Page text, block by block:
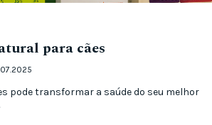
para cães
pode transformar a saúde do seu melhor